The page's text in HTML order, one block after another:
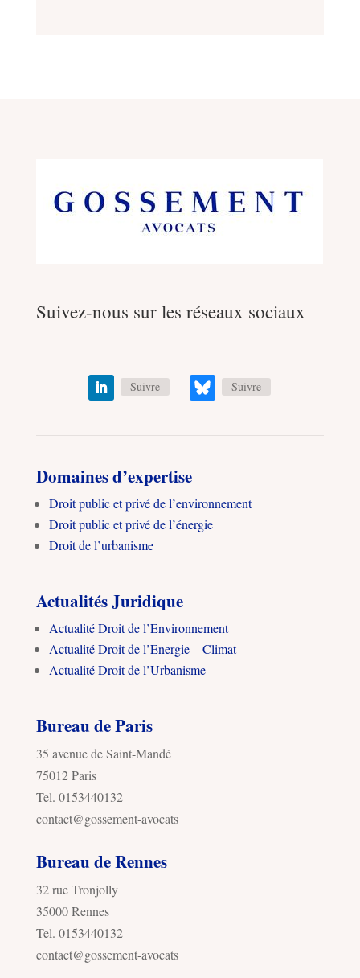
Suivez-nous sur les réseaux sociaux
Suivre Suivre
Domaines d’expertise
Droit public et privé de l’environnement
Droit public et privé de l’énergie
Droit de l’urbanisme
Actualités Juridique
Actualité Droit de l’Environnement
Actualité Droit de l’Energie – Climat
Actualité Droit de l’Urbanisme
Bureau de Paris
35 avenue de Saint-Mandé
75012 Paris
Tel. 0153440132
contact@gossement-avocats
Bureau de Rennes
32 rue Tronjolly
35000 Rennes
Tel. 0153440132
contact@gossement-avocats